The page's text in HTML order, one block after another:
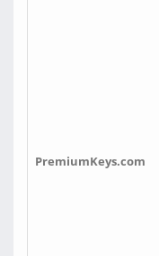
PremiumKeys.com